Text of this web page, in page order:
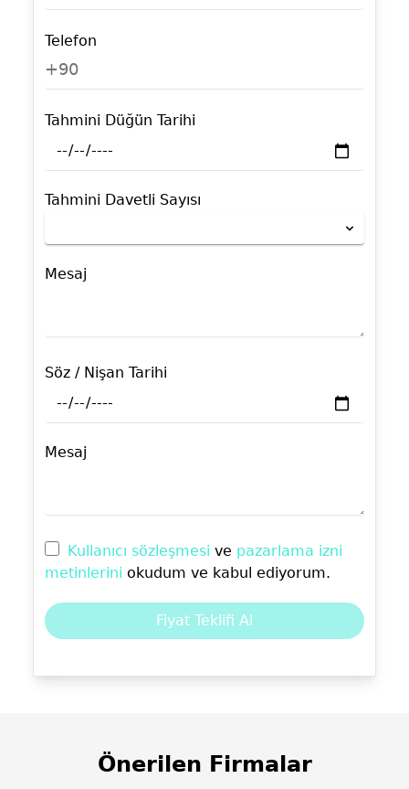
Telefon
+90
Tahmini Düğün Tarihi
Tahmini Davetli Sayısı
Mesaj
Söz / Nişan Tarihi
Mesaj
Kullanıcı sözleşmesi ve pazarlama izni
metinlerini okudum ve kabul ediyorum.
Fiyat Teklifi Al
Önerilen Firmalar